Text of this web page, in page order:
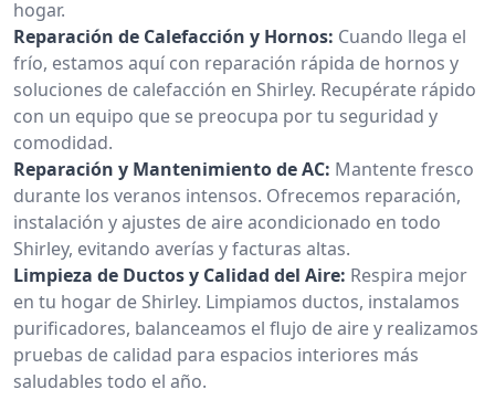
hogar.
Reparación de Calefacción y Hornos: Cuando llega el
frío, estamos aquí con reparación rápida de hornos y
soluciones de calefacción en Shirley. Recupérate rápido
con un equipo que se preocupa por tu seguridad y
comodidad.
Reparación y Mantenimiento de AC: Mantente fresco
durante los veranos intensos. Ofrecemos reparación,
instalación y ajustes de aire acondicionado en todo
Shirley, evitando averías y facturas altas.
Limpieza de Ductos y Calidad del Aire: Respira mejor
en tu hogar de Shirley. Limpiamos ductos, instalamos
purificadores, balanceamos el flujo de aire y realizamos
pruebas de calidad para espacios interiores más
saludables todo el año.